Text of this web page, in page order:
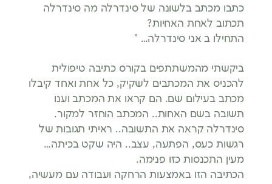
כתבו מכתב בלשונה של סינדרלה מה סינדרלה
תכתוב לאחת האחיות?
התחילו ב אני סינדרלה… ”
ביקשתי מהמשתתפים בקורס כתיבה טיפולית
להכניס את המכתבים לשקיק, כל אחת ואחד קיבלו
מכתב בעילום שם. הם קראו את המכתב וענו
תשובה בשם האחות.. המכתב הוחזר למקור.
סינדרלה קראה את התשובה.. ראיתי תגובות של
רגשות כעס, הפתעה, עצב.. היה שקט בכיתה…
מעין התכנסות כזו פנימה.
הכתיבה הזו באמצעות הרחקה ועבודה עם מעשיה,